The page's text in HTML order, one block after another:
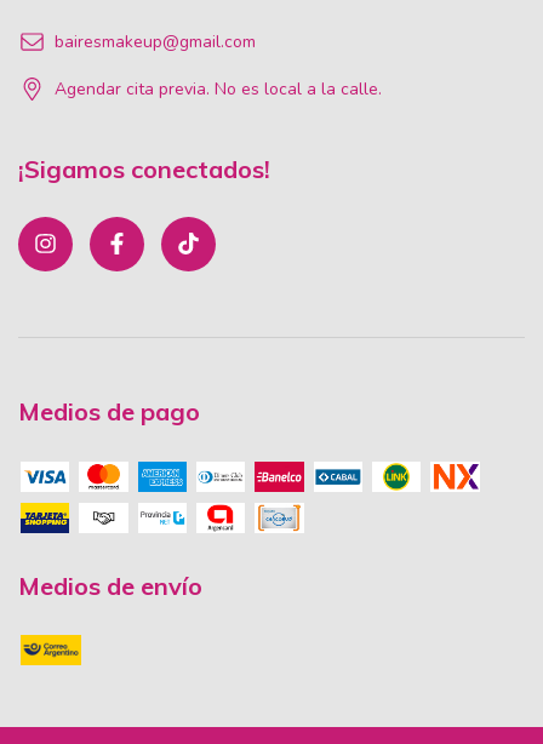
bairesmakeup@gmail.com
Agendar cita previa. No es local a la calle.
¡Sigamos conectados!
Medios de pago
Medios de envío